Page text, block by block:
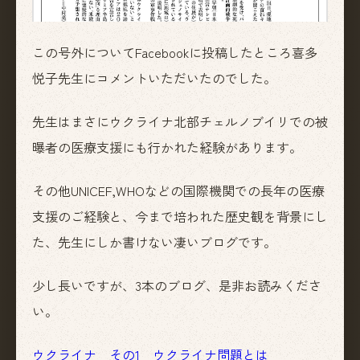
この号外についてFacebookに投稿したところ喜多
悦子先生にコメントいただいたのでした。
先生はまさにウクライナ北部チェルノブイリでの被
曝者の医療支援にも行かれた経験があります。
その他UNICEF,WHOなどの国際機関での長年の医療
支援のご経験と、今まで培われた歴史観を背景にし
た、先生にしか書けない凄いブログです。
少し長いですが、3本のブログ、是非お読みくださ
い。
ウクライナ その1 ウクライナ問題とは